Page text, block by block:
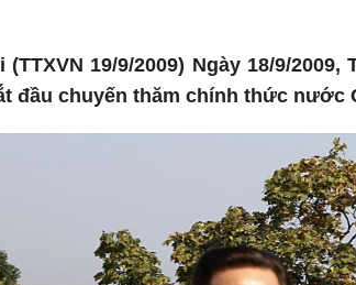
(TTXVN 19/9/2009) Ngày 18/9/
đầu chuyến thăm chính thức nước